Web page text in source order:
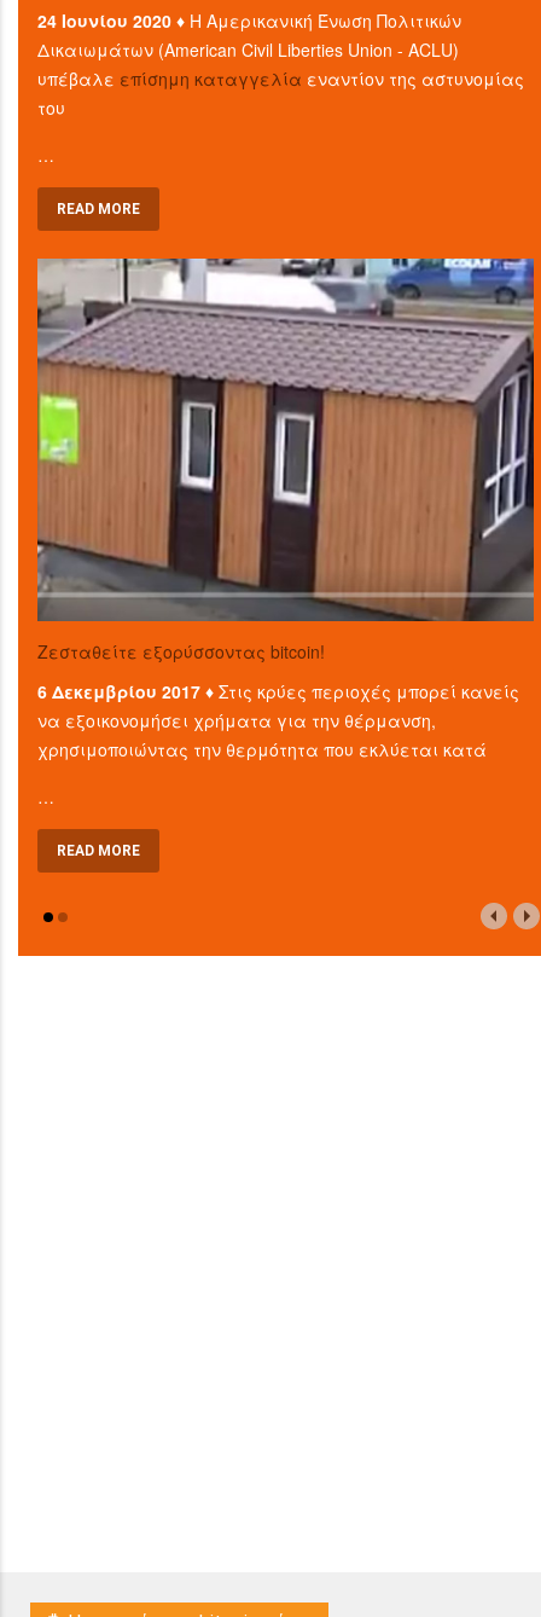
24 Ιουνίου 2020 ♦ Η Αμερικανική Ένωση Πολιτικών
Δικαιωμάτων (American Civil Liberties Union - ACLU)
υπέβαλε επίσημη καταγγελία εναντίον της αστυνομίας
του
…
READ MORE
Ζεσταθείτε εξορύσσοντας bitcoin!
6 Δεκεμβρίου 2017 ♦Στις κρύες περιοχές μπορεί κανείς
να εξοικονομήσει χρήματα για την θέρμανση,
χρησιμοποιώντας την θερμότητα που εκλύεται κατά
…
READ MORE